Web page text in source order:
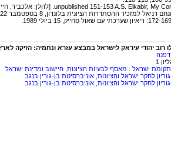
רוב יהודי עיראק לישראל במבצע עזרא ונחמיה: הזיקה
דפנה
ישראל : מאסף לבעיות הציונות, היישוב ומדינת ישראל
לחקר ישראל והציונות, אוניברסיטת בן-גורין בנגב
לחקר ישראל והציונות, אוניברסיטת בן-גורין בנגב